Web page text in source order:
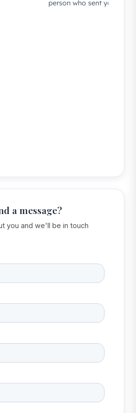
a message?
you and we'll be in touch